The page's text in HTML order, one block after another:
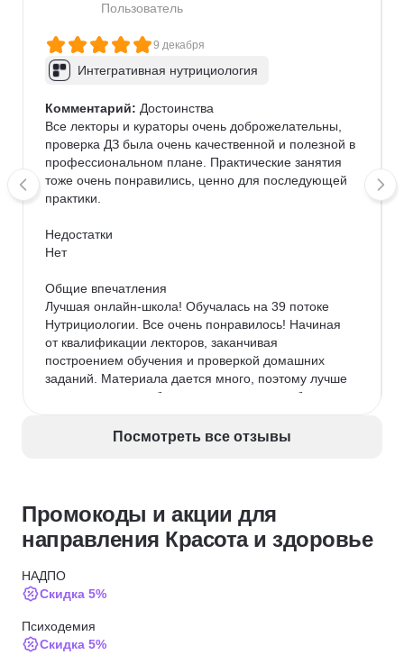
Пользователь
9 декабря
Интегративная нутрициология
Комментарий: Достоинства
Все лекторы и кураторы очень доброжелательны,
проверка ДЗ была очень качественной и полезной в
профессиональном плане. Практические занятия
тоже очень понравились, ценно для последующей
практики.
Недостатки
Нет
Общие впечатления
Лучшая онлайн-школа! Обучалась на 39 потоке
Нутрициологии. Все очень понравилось! Начиная
от квалификации лекторов, заканчивая
построением обучения и проверкой домашних
заданий. Материала дается много, поэтому лучше
не пропускать, чтобы не нагонять потом «бегом».
прибегать к доп. литературе, но скорее в качестве
Посмотреть все отзывы
Промокоды и акции для
направления Красота и здоровье
НАДПО
Скидка 5%
Психодемия
Скидка 5%